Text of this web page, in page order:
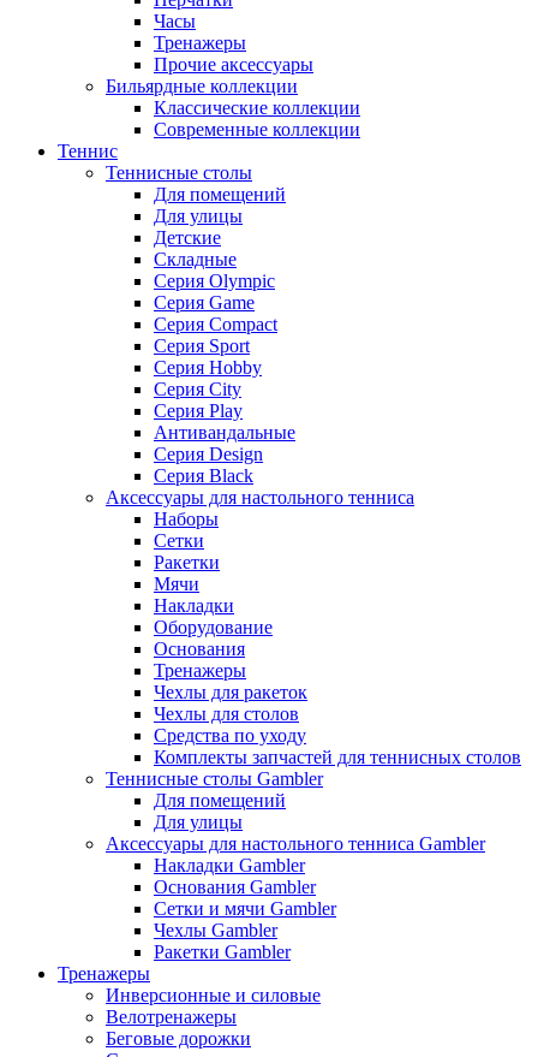
Часы
Тренажеры
Прочие аксессуары
Бильярдные коллекции
Классические коллекции
Современные коллекции
Теннис
Теннисные столы
Для помещений
Для улицы
Детские
Складные
Серия Olympic
Серия Game
Серия Compact
Серия Sport
Серия Hobby
Серия City
Серия Play
Антивандальные
Серия Design
Серия Black
Аксессуары для настольного тенниса
Наборы
Сетки
Ракетки
Мячи
Накладки
Оборудование
Основания
Тренажеры
Чехлы для ракеток
Чехлы для столов
Средства по уходу
Комплекты запчастей для теннисных столов
Теннисные столы Gambler
Для помещений
Для улицы
Аксессуары для настольного тенниса Gambler
Накладки Gambler
Основания Gambler
Сетки и мячи Gambler
Чехлы Gambler
Ракетки Gambler
Тренажеры
Инверсионные и силовые
Велотренажеры
Беговые дорожки